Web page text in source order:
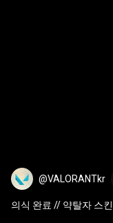
@VALORANTkr
의식 완료 // 약탈자 스